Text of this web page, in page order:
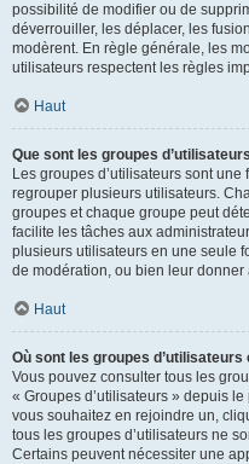
possibilité de modifier ou de
déverrouiller, les déplacer, les
modèrent. En règle générale, les
utilisateurs respectent les règles
Haut
Que sont les groupes
Les groupes d’utilisateurs sont
regrouper plusieurs utilisateurs.
groupes et chaque groupe peut
facilite les tâches aux
plusieurs utilisateurs en une seule
de modération, ou bien leur donner
Haut
Où sont les groupes
Vous pouvez consulter tous les
« Groupes d’utilisateurs » depuis
vous souhaitez en rejoindre un,
tous les groupes d’utilisateurs ne
Certains peuvent nécessiter une